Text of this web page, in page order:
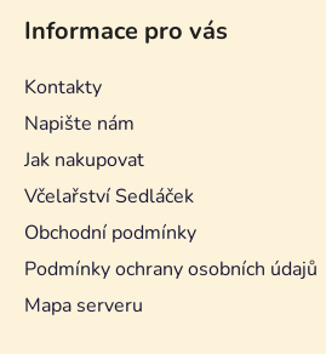
Informace pro vás
Kontakty
Napište nám
Jak nakupovat
Včelařství Sedláček
Obchodní podmínky
Podmínky ochrany osobních údajů
Mapa serveru